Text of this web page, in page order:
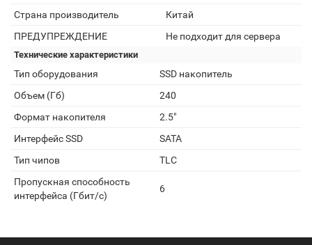
Страна производитель
Китай
ПРЕДУПРЕЖДЕНИЕ
Не подходит для сервера
Технические характеристики
Тип оборудования
SSD накопитель
Объем (Гб)
240
Формат накопителя
2.5"
Интерфейс SSD
SATA
Тип чипов
TLC
Пропускная способность
интерфейса (Гбит/с)
6